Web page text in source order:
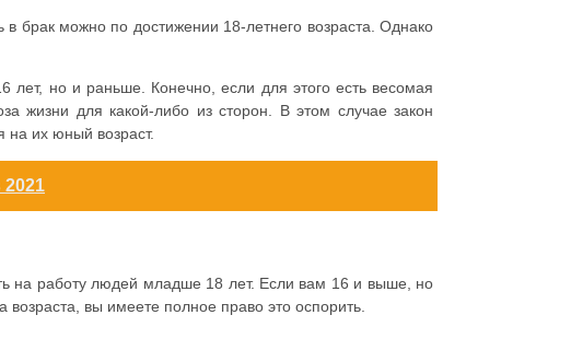
брак можно по достижении 18-летнего возраста. Однако
но и раньше. Конечно, если для этого есть весомая
жизни для какой-либо из сторон. В этом случае закон
на их юный возраст.
2021
на работу людей младше 18 лет. Если вам 16 и выше, но
возраста, вы имеете полное право это оспорить.